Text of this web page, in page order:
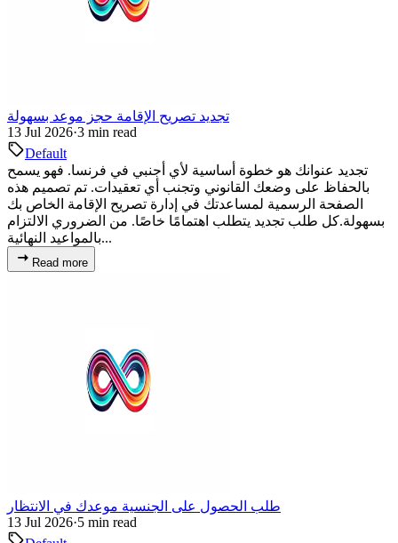
تجديد تصريح الإقامة حجز موعد بسهولة
13 Jul 2026·3 min read
Default
تجديد عنوانك هو خطوة أساسية لأي أجنبي في فرنسا. فهو يسمح
بالحفاظ على وضعك القانوني وتجنب أي تعقيدات. تم تصميم هذه
الصفحة الرسمية لمساعدتك في إدارة تصريح الإقامة الخاص بك
بسهولة.كل طلب تجديد يتطلب اهتمامًا خاصًا. من الضروري الالتزام
بالمواعيد النهائية...
Read more
طلب الحصول على الجنسية موعدك في الانتظار
13 Jul 2026·5 min read